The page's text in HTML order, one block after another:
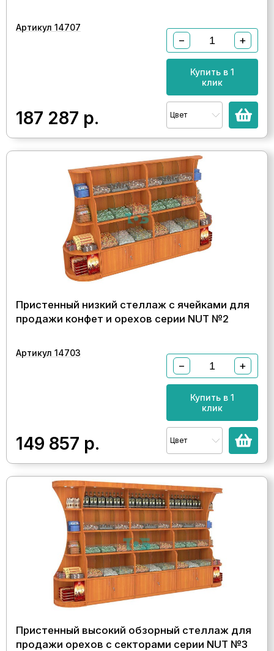
Артикул 14707
187 287 р.
− +
Купить в 1
клик
Цвет
Пристенный низкий стеллаж с ячейками для
продажи конфет и орехов серии NUT №2
Артикул 14703
149 857 р.
− +
Купить в 1
клик
Цвет
Пристенный высокий обзорный стеллаж для
продажи орехов с секторами серии NUT №3